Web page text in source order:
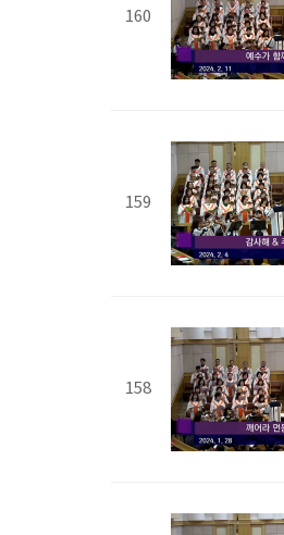
160
159
158